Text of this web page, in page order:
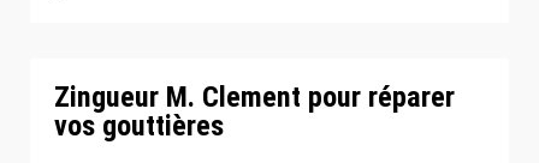
Zingueur M. Clement pour réparer
vos gouttières